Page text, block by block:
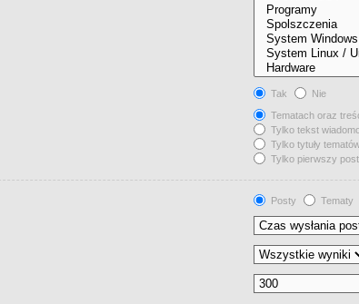
Tak
Nie
Tematach oraz
Tylko tekst
Tylko tytuły
Tylko pierwszy
Posty
Tematy